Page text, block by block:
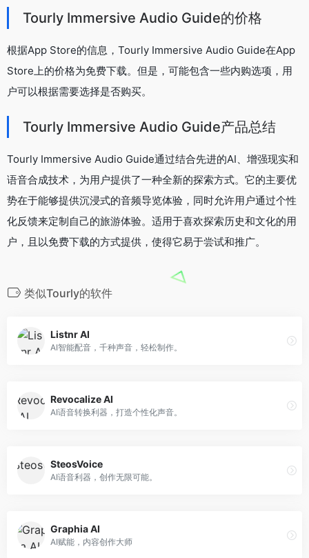
Tourly Immersive Audio Guide的价格
根据App Store的信息，Tourly Immersive Audio Guide在App
Store上的价格为免费下载。但是，可能包含一些内购选项，用
户可以根据需要选择是否购买。
Tourly Immersive Audio Guide产品总结
Tourly Immersive Audio Guide通过结合先进的AI、增强现实和
语音合成技术，为用户提供了一种全新的探索方式。它的主要优
势在于能够提供沉浸式的音频导览体验，同时允许用户通过个性
化反馈来定制自己的旅游体验。适用于喜欢探索历史和文化的用
户，且以免费下载的方式提供，使得它易于尝试和推广。
类似Tourly的软件
Listnr AI
AI智能配音，千种声音，轻松制作。
Revocalize AI
AI语音转换利器，打造个性化声音。
SteosVoice
AI语音利器，创作无限可能。
Graphia AI
AI赋能，内容创作大师